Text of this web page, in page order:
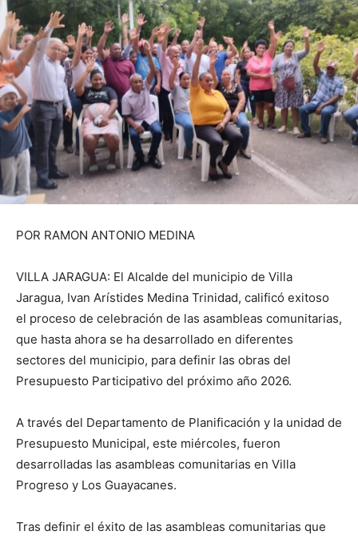
POR RAMON ANTONIO MEDINA
VILLA JARAGUA: El Alcalde del municipio de Villa
Jaragua, Ivan Arístides Medina Trinidad, calificó exitoso
el proceso de celebración de las asambleas comunitarias,
que hasta ahora se ha desarrollado en diferentes
sectores del municipio, para definir las obras del
Presupuesto Participativo del próximo año 2026.
A través del Departamento de Planificación y la unidad de
Presupuesto Municipal, este miércoles, fueron
desarrolladas las asambleas comunitarias en Villa
Progreso y Los Guayacanes.
Tras definir el éxito de las asambleas comunitarias que